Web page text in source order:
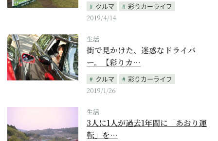
クルマ
彩りカーライフ
2019/4/14
生活
街で見かけた、迷惑なドライバ
ー。【彩りカ…
クルマ
彩りカーライフ
2019/1/26
生活
3人に1人が過去1年間に「あおり運
転」を…